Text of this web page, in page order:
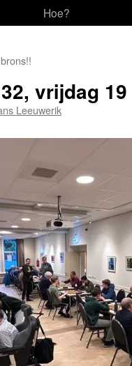
Hoe?
vrijdag
Leeuwerik